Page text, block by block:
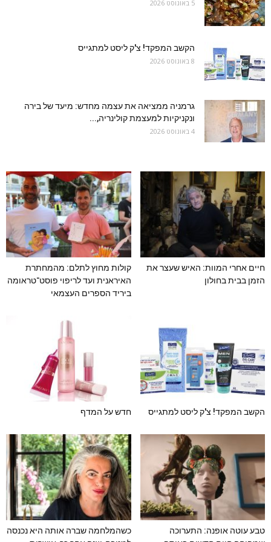
5 באוגוסט 2026
הקשב המפקד! צ'ק ליסט למתגייס
8 באוגוסט 2026
גרמניה ממציאה את עצמה מחדש: מיעד של בירה
ונקניקיות למעצמת קולינריה,...
4 באוגוסט 2026
חיים אחרי המוות: האיש שעצר את
הזמן בבית בחולון
קולות מחוץ לתלם: מהמחתרת
האיראנית ועד לריפוי פוסט־טראומה
ביריד הספרים העצמאי
הקשב המפקד! צ'ק ליסט למתגייס חדש על המדף
טבע עוטה אופנה: התערוכה
כשהמלחמה שברה אותה היא נכנסה